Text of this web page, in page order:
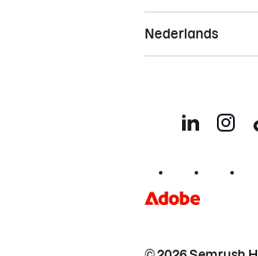
Nederlands